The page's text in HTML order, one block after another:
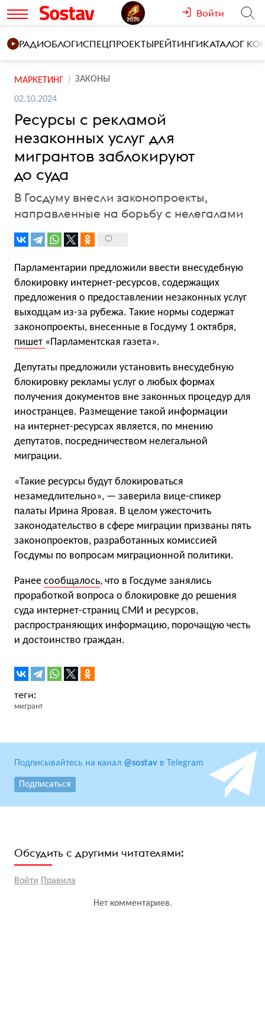
Войти
РАДИОБЛОГИСПЕЦПРОЕКТЫРЕЙТИНГИКАТАЛОГ
МАРКЕТИНГ ЗАКОНЫ
02.10.2024
Ресурсы с рекламой
незаконных услуг для
мигрантов заблокируют
до суда
В Госдуму внесли законопроекты,
направленные на борьбу с нелегалами
Парламентарии предложили ввести внесудебную
блокировку интернет-ресурсов, содержащих
предложения о предоставлении незаконных услуг
выходцам из-за рубежа. Такие нормы содержат
законопроекты, внесенные в Госдуму 1 октября,
пишет «Парламентская газета».
Депутаты предложили установить внесудебную
блокировку рекламы услуг о любых формах
получения документов вне законных процедур для
иностранцев. Размещение такой информации
на интернет-ресурсах является, по мнению
депутатов, посредничеством нелегальной
миграции.
«Такие ресурсы будут блокироваться
незамедлительно», — заверила вице-спикер
палаты Ирина Яровая. В целом ужесточить
законодательство в сфере миграции призваны пять
законопроектов, разработанных комиссией
Госдумы по вопросам миграционной политики.
Ранее сообщалось, что в Госдуме занялись
проработкой вопроса о блокировке до решения
суда интернет-страниц СМИ и ресурсов,
распространяющих информацию, порочащую честь
и достоинство граждан.
мигрант
Подписывайтесь на канал @sostav в Telegram
Подписаться
Обсудить с другими читателями:
Войти Правила
Нет комментариев.